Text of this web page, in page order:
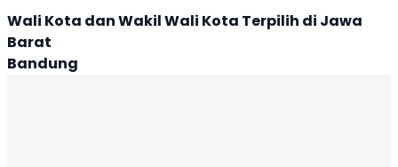
Wali Kota dan Wakil Wali Kota Terpilih di Jawa
Barat
Bandung